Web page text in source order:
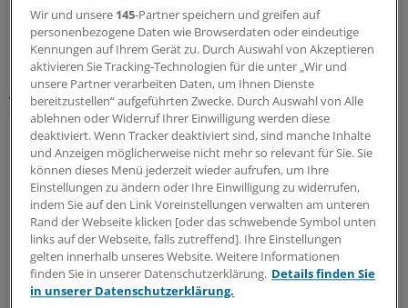
Pflegekammer Niedersachsen ist somit nicht gefährdet.“
Heftig kritisiert wurde die Entscheidung, dass der
Kammer bei ihrer Gründung keine Anschubfinanzierung
gewährt wurde. „Aus heutiger Sicht war es ein Fehler,
diese Anschubfinanzierung nicht vorzusehen“, räumte
Reimann ein.
3,45 Mio. Eurobetrugen die für 2018
kalkulierten Einnahmender
Pflegekammer Niedersachsen.
Tatsächlich flossen der Kammer aber nur
2,17 Millionen Euro zu.
Wir und unsere 145-Partner speichern und greifen auf
personenbezogene Daten wie Browserdaten oder eindeutige
Kennungen auf Ihrem Gerät zu. Durch Auswahl von Akzeptieren
aktivieren Sie Tracking-Technologien für die unter „Wir und
unsere Partner verarbeiten Daten, um Ihnen Dienste
bereitzustellen“ aufgeführten Zwecke. Durch Auswahl von Alle
ablehnen oder Widerruf Ihrer Einwilligung werden diese
deaktiviert. Wenn Tracker deaktiviert sind, sind manche Inhalte
und Anzeigen möglicherweise nicht mehr so relevant für Sie. Sie
können dieses Menü jederzeit wieder aufrufen, um Ihre
Einstellungen zu ändern oder Ihre Einwilligung zu widerrufen,
indem Sie auf den Link Voreinstellungen verwalten am unteren
Rand der Webseite klicken [oder das schwebende Symbol unten
links auf der Webseite, falls zutreffend]. Ihre Einstellungen
gelten innerhalb unseres Website. Weitere Informationen
finden Sie in unserer Datenschutzerklärung. Details finden Sie
in unserer Datenschutzerklärung.